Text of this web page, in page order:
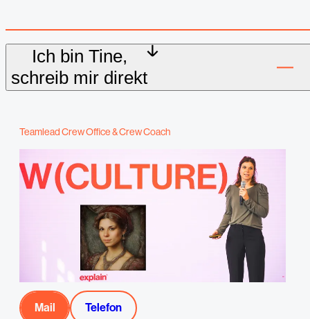
Ich bin Tine,
Teamlead Crew Office & Crew Coach
Mail
Telefon